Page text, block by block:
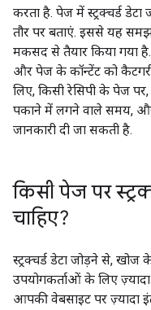
करता है. पेज में स्ट्रक्चर्ड
तौर पर बताएं. इससे यह
मकसद से तैयार किया गया है.
और पेज के कॉन्टेंट को कैटगरी
लिए, किसी रेसिपी के पेज
पकाने में लगने वाले समय,
जानकारी दी जा सकती है.
किसी पेज पर
चाहिए?
स्ट्रक्चर्ड डेटा जोड़ने से,
उपयोगकर्ताओं के लिए
आपकी वेबसाइट पर ज़्यादा